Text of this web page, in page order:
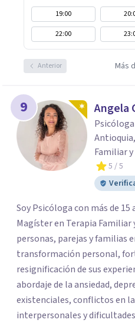
19:00
22:00
Anterior Más
9 Angela
Familiar
5 / 5
Soy Psicóloga con más de 15
Magíster en Terapia Familiar
personas, parejas y familias
transformación personal,
resignificación de sus
abordaje de la ansiedad,
existenciales, conflictos en
interpersonales y